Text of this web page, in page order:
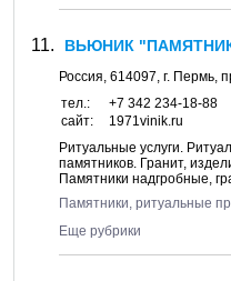
ВЬЮНИК
Россия, 614097, г. Пермь,
тел.:
+7 342 234-18-88
сайт:
1971vinik.ru
Ритуальные услуги.
памятников. Гранит,
Памятники надгробные,
Памятники, ритуальные
Еще рубрики